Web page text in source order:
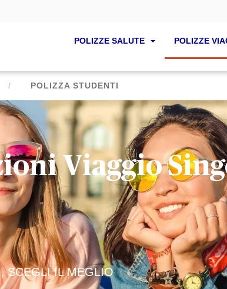
POLIZZE SALUTE POLIZZE
POLIZZA STUDENTI
Viaggio
SCEGLI IL MEGLIO